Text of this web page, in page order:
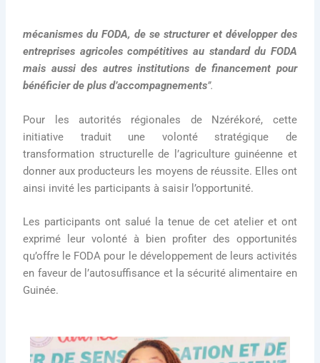
mécanismes du FODA, de se structurer et développer des
entreprises agricoles compétitives au standard du FODA
mais aussi des autres institutions de financement pour
bénéficier de plus d’accompagnements”.
Pour les autorités régionales de Nzérékoré, cette
initiative traduit une volonté stratégique de
transformation structurelle de l’agriculture guinéenne et
donner aux producteurs les moyens de réussite. Elles ont
ainsi invité les participants à saisir l’opportunité.
Les participants ont salué la tenue de cet atelier et ont
exprimé leur volonté à bien profiter des opportunités
qu’offre le FODA pour le développement de leurs activités
en faveur de l’autosuffisance et la sécurité alimentaire en
Guinée.